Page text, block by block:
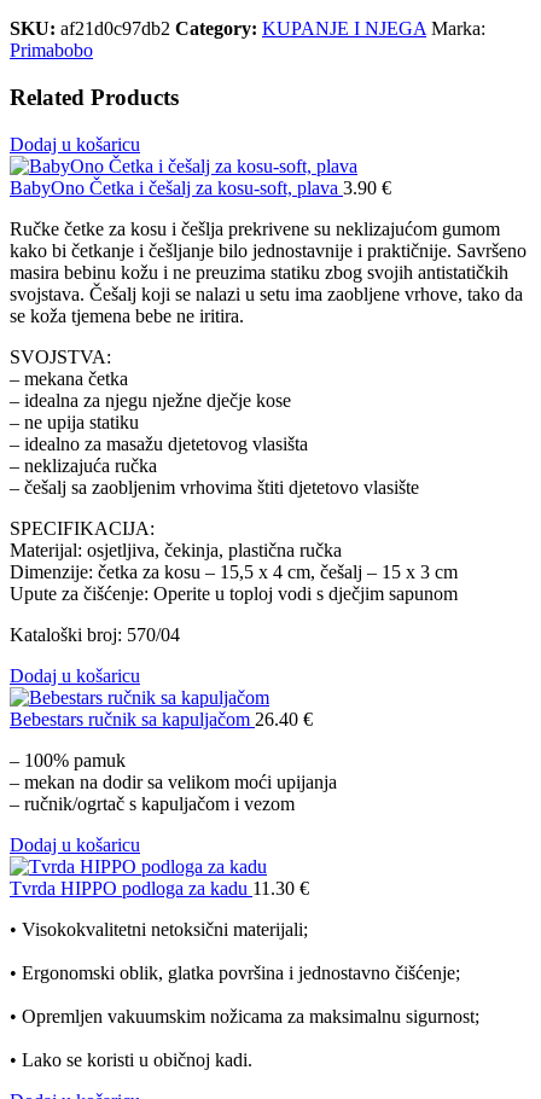
SKU: af21d0c97db2 Category: KUPANJE I NJEGA Marka:
Primabobo
Related Products
Dodaj u košaricu
BabyOno Četka i češalj za kosu-soft, plava 3.90 €
Ručke četke za kosu i češlja prekrivene su neklizajućom gumom
kako bi četkanje i češljanje bilo jednostavnije i praktičnije. Savršeno
masira bebinu kožu i ne preuzima statiku zbog svojih antistatičkih
svojstava. Češalj koji se nalazi u setu ima zaobljene vrhove, tako da
se koža tjemena bebe ne iritira.
SVOJSTVA:
– mekana četka
– idealna za njegu nježne dječje kose
– ne upija statiku
– idealno za masažu djetetovog vlasišta
– neklizajuća ručka
– češalj sa zaobljenim vrhovima štiti djetetovo vlasište
SPECIFIKACIJA:
Materijal: osjetljiva, čekinja, plastična ručka
Dimenzije: četka za kosu – 15,5 x 4 cm, češalj – 15 x 3 cm
Upute za čišćenje: Operite u toploj vodi s dječjim sapunom
Kataloški broj: 570/04
Dodaj u košaricu
Bebestars ručnik sa kapuljačom 26.40 €
– 100% pamuk
– mekan na dodir sa velikom moći upijanja
– ručnik/ogrtač s kapuljačom i vezom
Dodaj u košaricu
Tvrda HIPPO podloga za kadu 11.30 €
• Visokokvalitetni netoksični materijali;
• Ergonomski oblik, glatka površina i jednostavno čišćenje;
• Opremljen vakuumskim nožicama za maksimalnu sigurnost;
• Lako se koristi u običnoj kadi.